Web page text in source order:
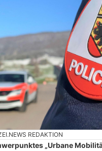
REDAKTION
„Urbane